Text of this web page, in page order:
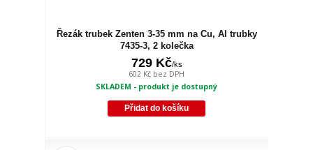
Řezák trubek Zenten 3-35 mm na Cu, Al trubky
7435-3, 2 kolečka
729 Kč/ks
602 Kč bez DPH
SKLADEM - produkt je dostupný
Přidat do košíku